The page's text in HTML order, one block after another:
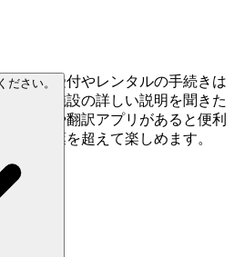
本的な受付やレンタルの手続きは
ラムや施設の詳しい説明を聞きた
レーズや翻訳アプリがあると便利
のは言葉を超えて楽しめます。
ださい。